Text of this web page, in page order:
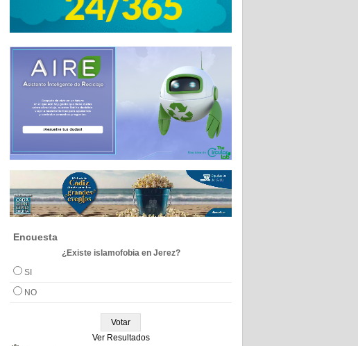
Encuesta
¿Existe islamofobia en Jerez?
SI
NO
Ver Resultados